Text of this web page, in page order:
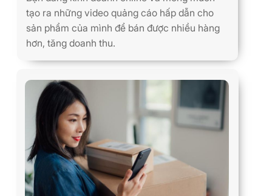
tạo ra những video quảng cáo hấp dẫn cho
sản phẩm của mình để bán được nhiều hàng
hơn, tăng doanh thu.